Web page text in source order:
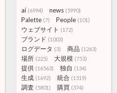
ai (6994) news (5990)
Palette (7) People (101)
ウェブサイト (172)
ブランド (1003)
ログデータ (3) 商品 (1263)
場所 (225) 大規模 (753)
提供 (16563) 独自 (134)
生成 (1692) 統合 (1519)
調査 (5801) 購買 (374)